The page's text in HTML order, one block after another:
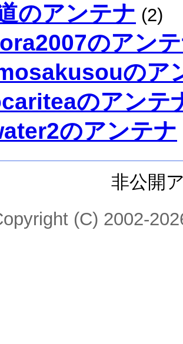
のアンテナ (2)
のアン
のア
のアンテ
のアンテナ
非公開
(C) 2002-